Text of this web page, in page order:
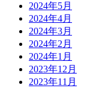
2024年5月
2024年4月
2024年3月
2024年2月
2024年1月
2023年12月
2023年11月